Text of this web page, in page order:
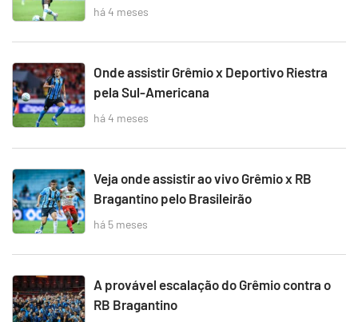
há 4 meses
Onde assistir Grêmio x Deportivo Riestra
pela Sul-Americana
há 4 meses
Veja onde assistir ao vivo Grêmio x RB
Bragantino pelo Brasileirão
há 5 meses
A provável escalação do Grêmio contra o
RB Bragantino